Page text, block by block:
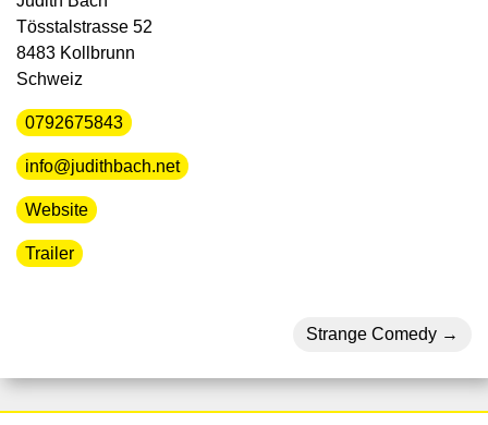
Tösstalstrasse 52
8483 Kollbrunn
Schweiz
0792675843
info@judithbach.net
Website
Trailer
Strange Comedy